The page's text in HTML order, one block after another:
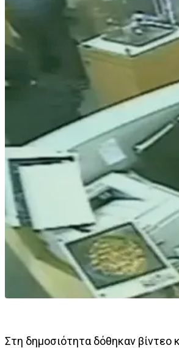
Στη δημοσιότητα δόθηκαν